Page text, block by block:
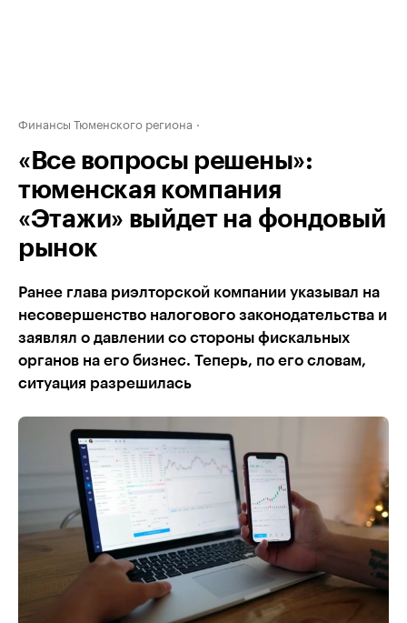
Финансы Тюменского региона
«Все вопросы решены»:
тюменская компания
«Этажи» выйдет на фондовый
рынок
Ранее глава риэлторской компании указывал на
несовершенство налогового законодательства и
заявлял о давлении со стороны фискальных
органов на его бизнес. Теперь, по его словам,
ситуация разрешилась